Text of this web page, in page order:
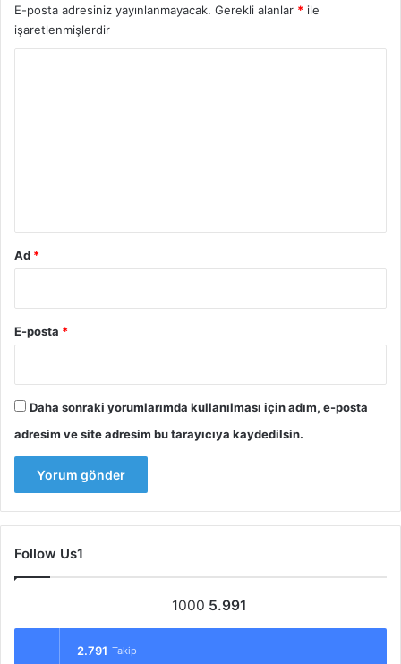
E-posta adresiniz yayınlanmayacak. Gerekli alanlar * ile
işaretlenmişlerdir
Ad *
E-posta *
Daha sonraki yorumlarımda kullanılması için adım, e-posta
adresim ve site adresim bu tarayıcıya kaydedilsin.
Follow Us1
1000 5.991
2.791 Takip